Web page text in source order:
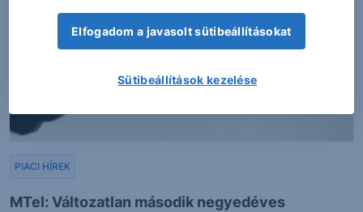
MTel: Változatlan második negyedéves
PIACI HÍREK
Elfogadom a javasolt sütibeállításokat
Sütibeállítások kezelése